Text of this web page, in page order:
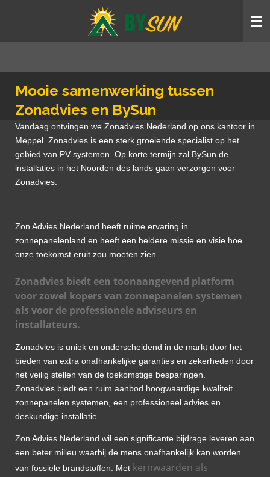
Mooie samenwerking tussen
Zonadvies en BySun
Vandaag ontvingen we Zonadvies Nederland op ons kantoor in
Meppel. Zonadvies is een sterk groeiende specialist op het
gebied van PV-systemen. Op korte termijn zal BySun de
installaties in het Noorden des lands gaan verzorgen voor
Zonadvies.
Zon Advies Nederland heeft ruime ervaring in
zonnepanelenland en heeft een heldere missie en visie hoe
onze toekomst eruit zou moeten zien.
Zonadvies biedt een toonaangevend platform
voor zowel kopers van zonnepanelen systemen
als voor de professionele adviseurs en
installateurs.
Zonadvies is uniek en onderscheidend in de markt door het
bieden van extra onafhankelijke garanties en zekerheden door
het veilig stellen van de toekomstige besparingen.
Zonadvies biedt een ruim aanbod hoogwaardige kwaliteit
zonnepanelen systemen, een professioneel advies en
deskundige installatie.
Zon Advies Nederland wil een significante bijdrage leveren aan
een beter milieu waarbij de mens onafhankelijk kan worden
van fossiele brandstoffen. Met kernwaarden als